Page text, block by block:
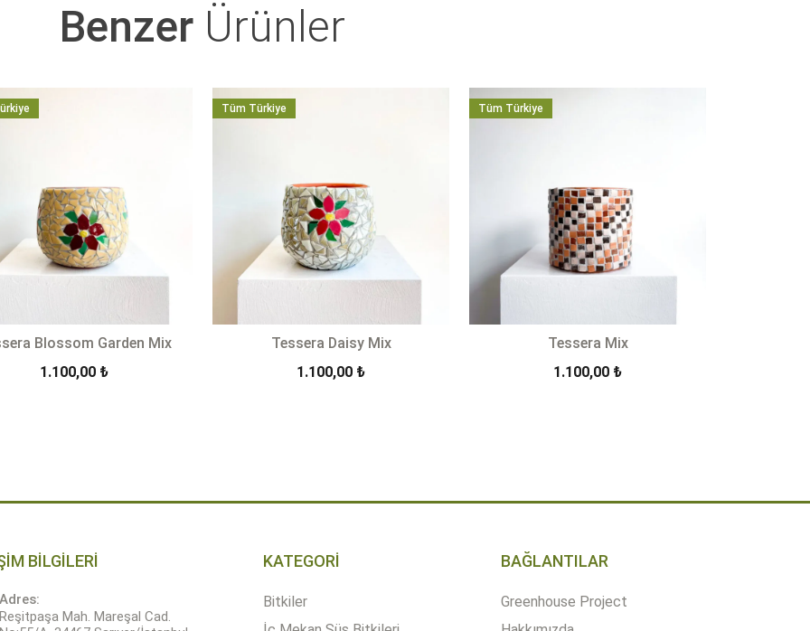
Benzer Ürünler
Blossom Garden Mix
1.100,00 ₺
Tüm Türkiye
Tessera Daisy Mix
1.100,00 ₺
Tüm Türkiye
Tessera Mix
1.100,00 ₺
BİLGİLERİ
Adres:
Reşitpaşa Mah. Mareşal Cad.
KATEGORİ
Bitkiler
BAĞLANTILAR
Greenhouse Project